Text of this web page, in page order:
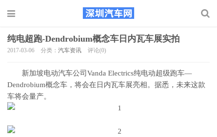
纯电超跑-Dendrobium概念车日内瓦车展实拍
2017-03-06 分类： 汽车资讯 评论(0)
新加坡电动汽车公司Vanda Electrics纯电动超级跑车—
Dendrobium概念车，将会在日内瓦车展亮相。据悉，未来这款
车将会量产。